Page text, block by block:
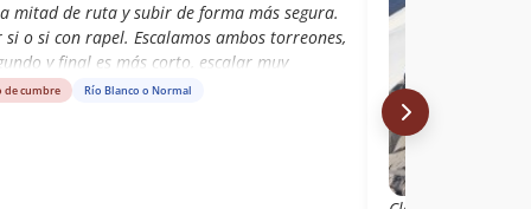
mitad de ruta y subir de forma más segura.
si o si con rapel. Escalamos ambos torreones,
y final es más corto, escalar muy
hay algunos pasitos de fe. Nos tocó
de cumbre Río Blanco o Normal